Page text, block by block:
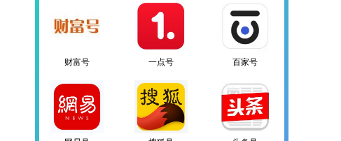
财富号 一点号 百家号